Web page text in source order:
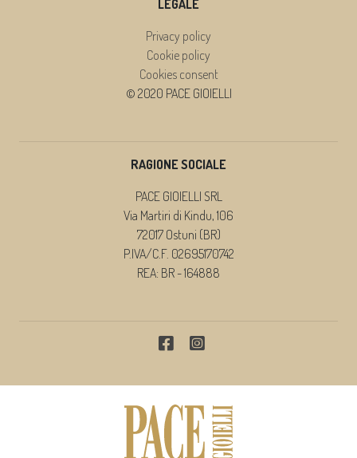
LEGALE
Privacy policy
Cookie policy
Cookies consent
© 2020 PACE GIOIELLI
RAGIONE SOCIALE
PACE GIOIELLI SRL
Via Martiri di Kindu, 106
72017 Ostuni (BR)
P.IVA/C.F. 02695170742
REA: BR - 164888